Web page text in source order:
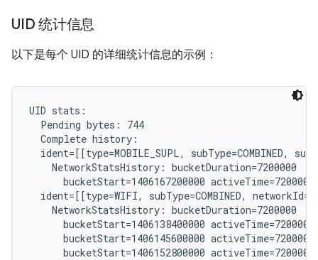
UID 统计信息
以下是每个 UID 的详细统计信息的示例：
UID stats:
  Pending bytes: 744
  Complete history:
ident=[[type=MOBILE_SUPL, subType=COMBINED,
    NetworkStatsHistory: bucketDuration=7200000
bucketStart=1406167200000
ident=[[type=WIFI, subType=COMBINED,
    NetworkStatsHistory: bucketDuration=7200000
bucketStart=1406138400000
bucketStart=1406145600000
bucketStart=1406152800000